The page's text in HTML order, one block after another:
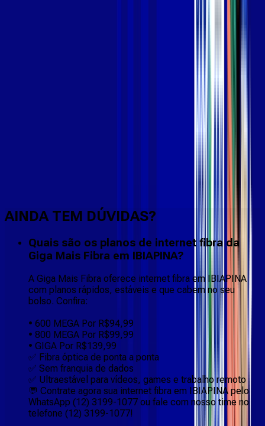
AINDA TEM DÚVIDAS?
Quais são os planos de internet fibra da
Giga Mais Fibra em IBIAPINA?
A Giga Mais Fibra oferece internet fibra em IBIAPINA
com planos rápidos, estáveis e que cabem no seu
bolso. Confira:
• 600 MEGA Por R$94,99
• 800 MEGA Por R$99,99
• GIGA Por R$139,99
✅ Fibra óptica de ponta a ponta
✅ Sem franquia de dados
✅ Ultraestável para vídeos, games e trabalho remoto
💬 Contrate agora sua internet fibra em IBIAPINA pelo
WhatsApp (12) 3199-1077 ou fale com nosso time no
telefone (12) 3199-1077!